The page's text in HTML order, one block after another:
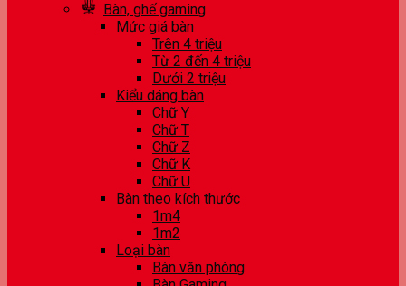
Bàn, ghế gaming
Mức giá bàn
Trên 4 triệu
Từ 2 đến 4 triệu
Dưới 2 triệu
Kiểu dáng bàn
Chữ Y
Chữ T
Chữ Z
Chữ K
Chữ U
Bàn theo kích thước
1m4
1m2
Loại bàn
Bàn văn phòng